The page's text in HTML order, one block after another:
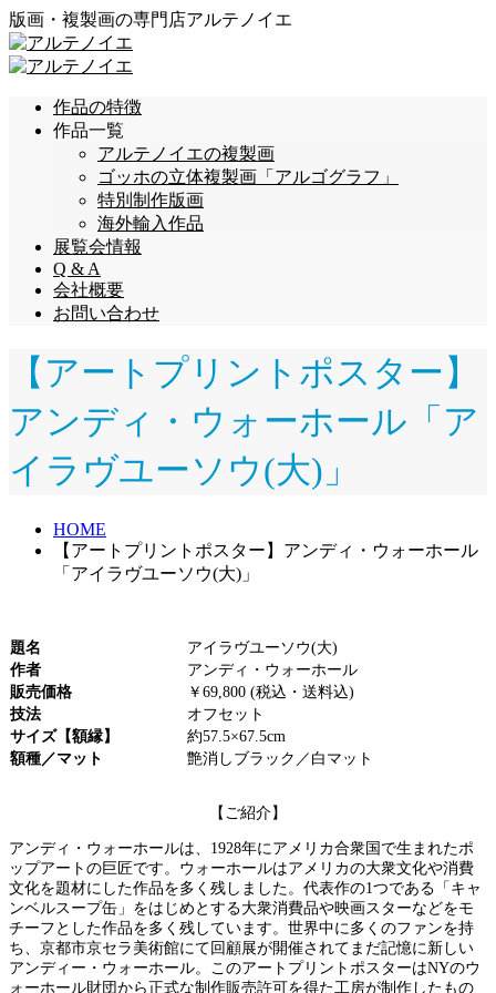
版画・複製画の専門店アルテノイエ
作品の特徴
作品一覧
アルテノイエの複製画
ゴッホの立体複製画「アルゴグラフ」
特別制作版画
海外輸入作品
展覧会情報
Q & A
会社概要
お問い合わせ
【アートプリントポスター】
アンディ・ウォーホール「ア
イラヴユーソウ(大)」
HOME
【アートプリントポスター】アンディ・ウォーホール
「アイラヴユーソウ(大)」
題名
アイラヴユーソウ(大)
作者
アンディ・ウォーホール
販売価格
￥69,800 (税込・送料込)
技法
オフセット
サイズ【額縁】
約57.5×67.5cm
額種／マット
艶消しブラック／白マット
【ご紹介】
アンディ・ウォーホールは、1928年にアメリカ合衆国で生まれたポ
ップアートの巨匠です。ウォーホールはアメリカの大衆文化や消費
文化を題材にした作品を多く残しました。代表作の1つである「キャ
ンベルスープ缶」をはじめとする大衆消費品や映画スターなどをモ
チーフとした作品を多く残しています。世界中に多くのファンを持
ち、京都市京セラ美術館にて回顧展が開催されてまだ記憶に新しい
アンディー・ウォーホール。このアートプリントポスターはNYのウ
ォーホール財団から正式な制作販売許可を得た工房が制作したもの